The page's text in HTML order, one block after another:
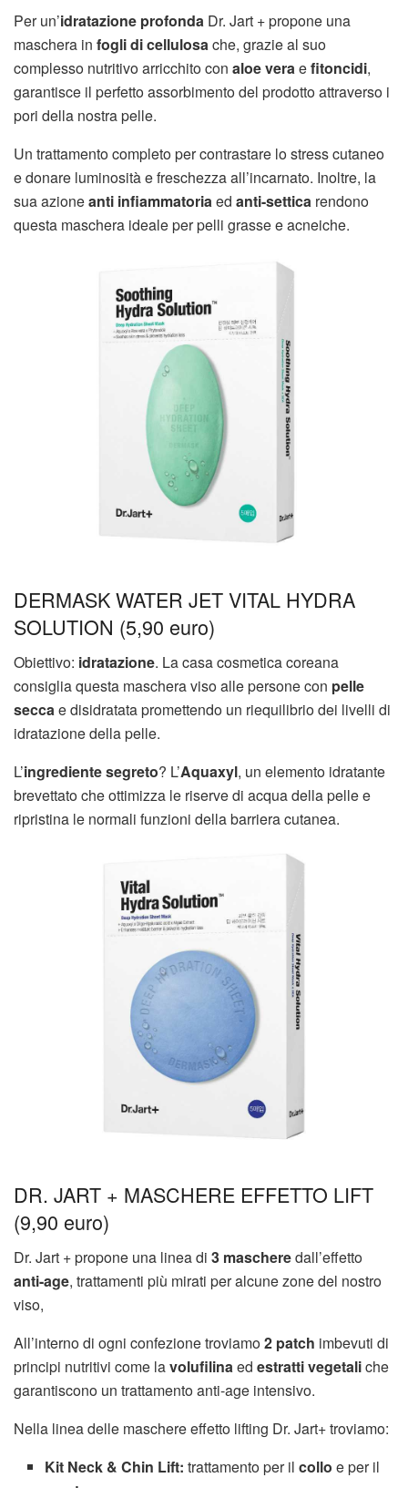
Per un’idratazione profonda Dr. Jart + propone una
maschera in fogli di cellulosache, grazie al suo
complesso nutritivo arricchito con aloe veraefitoncidi,
garantisce il perfetto assorbimento del prodotto attraverso i
pori della nostra pelle.
Un trattamento completo per contrastare lo stress cutaneo
e donare luminosità e freschezza all’incarnato. Inoltre, la
sua azioneanti infiammatoriaed anti-settica rendono
questa maschera ideale per pelli grasse e acneiche.
DERMASK WATER JET VITAL HYDRA
SOLUTION (5,90 euro)
Obiettivo: idratazione. La casa cosmetica coreana
consiglia questa maschera viso alle persone con pelle
seccae disidratata promettendo un riequilibrio dei livelli di
idratazione della pelle.
L’ingrediente segreto? L’Aquaxyl, un elemento idratante
brevettato che ottimizza le riserve di acqua della pelle e
ripristina le normali funzioni della barriera cutanea.
DR. JART + MASCHERE EFFETTO LIFT
(9,90 euro)
Dr. Jart + propone una linea di 3 mascheredall’effetto
anti-age, trattamenti più mirati per alcune zone del nostro
viso,
All’interno di ogni confezione troviamo2 patch imbevuti di
principi nutritivi come lavolufilina ed estratti vegetaliche
garantiscono un trattamento anti-age intensivo.
Nella linea delle maschere effetto lifting Dr. Jart+ troviamo:
Kit Neck & Chin Lift:trattamento per ilcollo e per il